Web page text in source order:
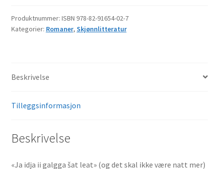
šat
leat
Produktnummer: ISBN 978-82-91654-02-7
Kategorier: Romaner, Skjønnlitteratur
Beskrivelse
Tilleggsinformasjon
Beskrivelse
«Ja idja ii galgga šat leat» (og det skal ikke være natt mer)